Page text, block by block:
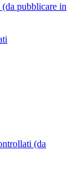
pubblicare in
(da